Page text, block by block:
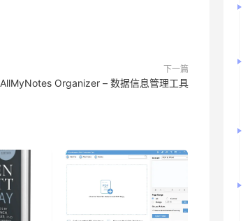
下一篇
AllMyNotes Organizer – 数据信息管理工具